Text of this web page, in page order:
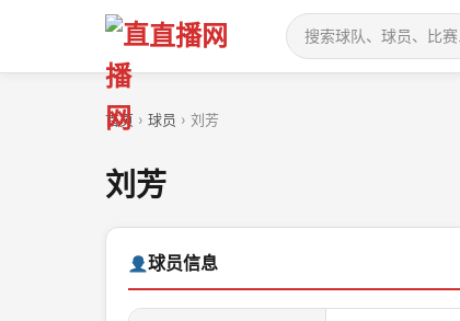
直播网
首页 › 球员 › 刘芳
刘芳
球员信息